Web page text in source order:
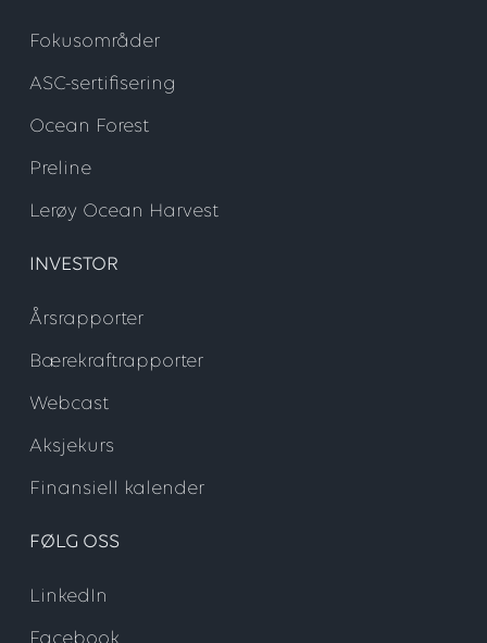
Fokusområder
ASC-sertifisering
Ocean Forest
Preline
Lerøy Ocean Harvest
INVESTOR
Årsrapporter
Bærekraftrapporter
Webcast
Aksjekurs
Finansiell kalender
FØLG OSS
LinkedIn